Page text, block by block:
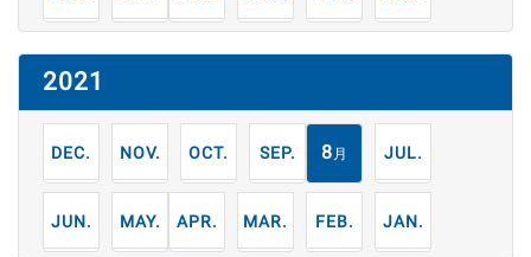
2021
12月 11月 10月 9月 8 月 7月
6月 5月 4月 3月 2月 1月